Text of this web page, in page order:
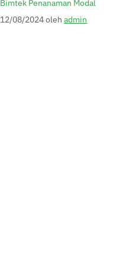
Bimtek Penanaman Modal
12/08/2024oleh admin